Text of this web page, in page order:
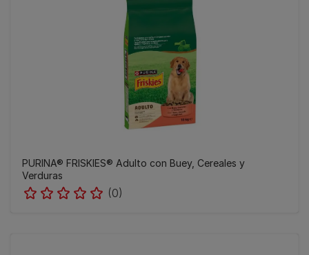
PURINA® FRISKIES® Adulto con Buey, Cereales y
Verduras
(0)